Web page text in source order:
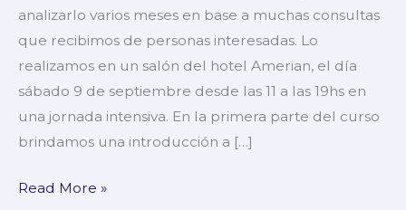
analizarlo varios meses en base a muchas consultas
que recibimos de personas interesadas. Lo
realizamos en un salón del hotel Amerian, el día
sábado 9 de septiembre desde las 11 a las 19hs en
una jornada intensiva. En la primera parte del curso
brindamos una introducción a […]
en
Córdoba!
Read More »